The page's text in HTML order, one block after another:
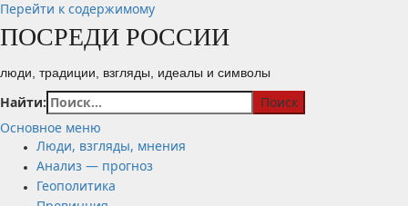
Перейти к содержимому
ПОСРЕДИ РОССИИ
люди, традиции, взгляды, идеалы и символы
Найти:
Основное меню
Люди, взгляды, мнения
Анализ — прогноз
Геополитика